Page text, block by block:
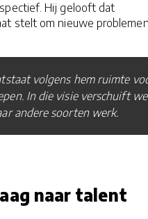
Hij gelooft dat
stelt om nieuwe
volgens hem ruimte
In die visie verschuift
andere soorten werk.
naar talent